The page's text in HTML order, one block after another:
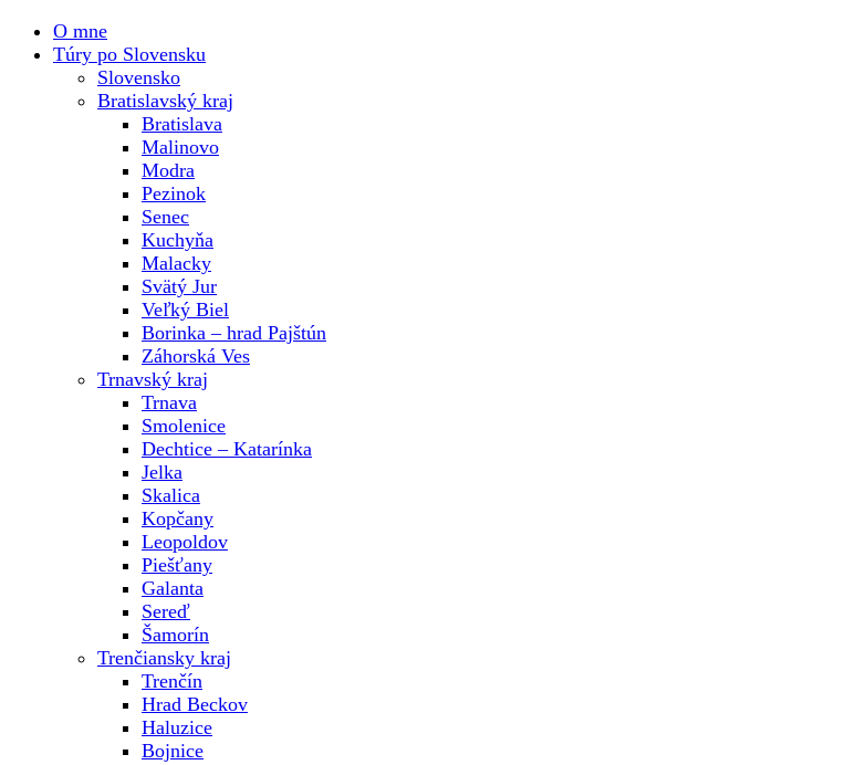
O mne
Túry po Slovensku
Slovensko
Bratislavský kraj
Bratislava
Malinovo
Modra
Pezinok
Senec
Kuchyňa
Malacky
Svätý Jur
Veľký Biel
Borinka – hrad Pajštún
Záhorská Ves
Trnavský kraj
Trnava
Smolenice
Dechtice – Katarínka
Jelka
Skalica
Kopčany
Leopoldov
Piešťany
Galanta
Sereď
Šamorín
Trenčiansky kraj
Trenčín
Hrad Beckov
Haluzice
Bojnice